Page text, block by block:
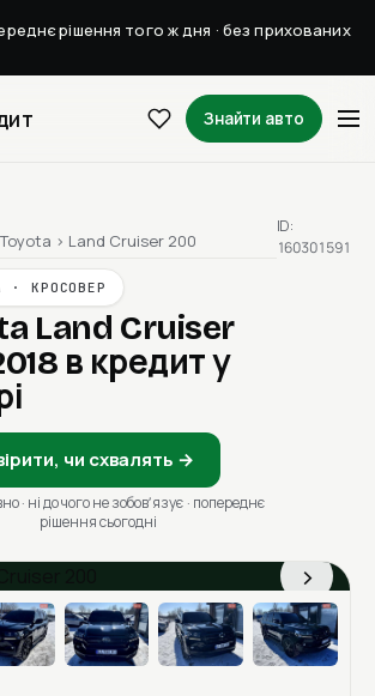
рішення того ж дня · без прихованих
Знайти авто
Toyota › Land Cruiser 200
· КРОСОВЕР
Land Cruiser
в кредит у
чи схвалять →
· ні до чого не зобовʼязує · попереднє
рішення сьогодні
ID:
160301591
›